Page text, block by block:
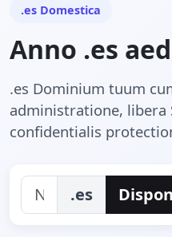
.es Domestica
Anno .es
.es Dominium tuum
administratione, libera
confidentialis
.es